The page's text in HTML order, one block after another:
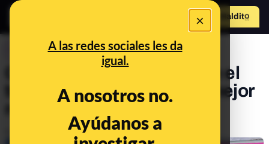
×
A las redes sociales les da
igual.
A nosotros no.
Ayúdanos a
Hazte Maldito
CONTROL DEL PODER
Cuando para Óscar Puente el
tren hace un año vivía "el mejor
momento de su historia"
Jul 2, 2025, 1:45:00 PM